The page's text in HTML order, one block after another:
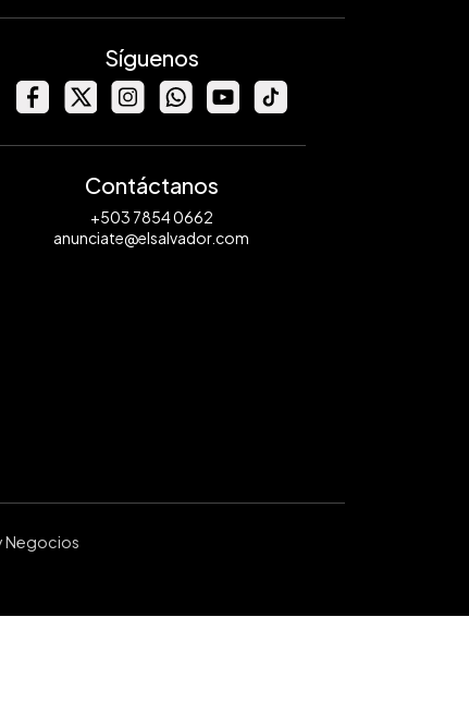
Síguenos
Contáctanos
+503 7854 0662
anunciate@elsalvador.com
Negocios